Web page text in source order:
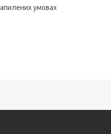
умовах